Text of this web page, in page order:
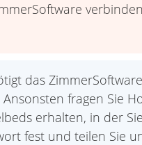
das
fragen Sie
erhalten, in der
fest und teilen Sie